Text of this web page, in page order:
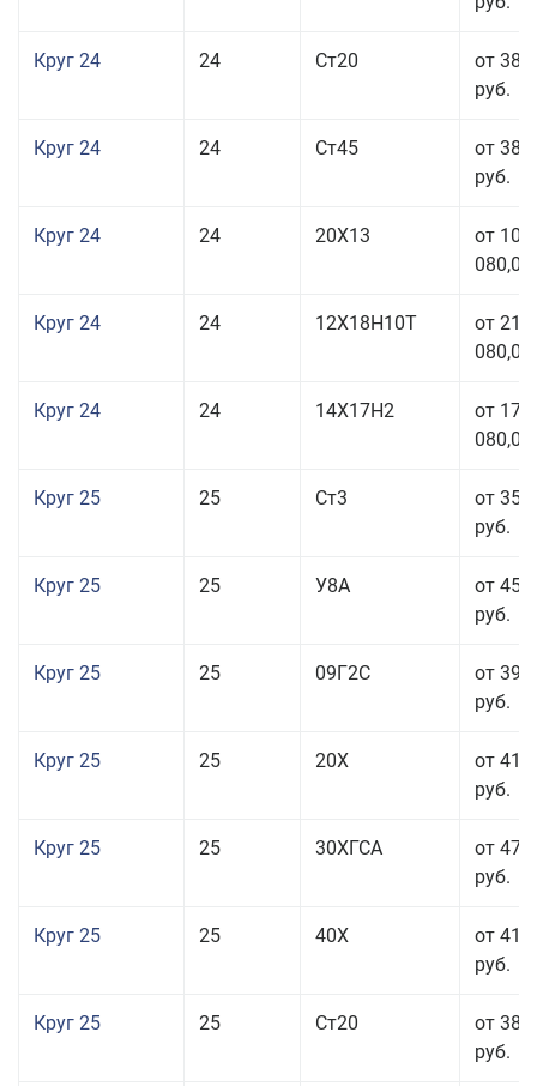
Круг 24 24 Ст20
от 38
руб.
Круг 24 24 Ст45
от 38
руб.
Круг 24 24 20Х13
от 103
080,00
Круг 24 24 12Х18Н10Т
от 211
080,00
Круг 24 24 14Х17Н2
от 178
080,00
Круг 25 25 Ст3
от 35
руб.
Круг 25 25 У8А
от 45
руб.
Круг 25 25 09Г2С
от 39
руб.
Круг 25 25 20Х
от 41
руб.
Круг 25 25 30ХГСА
от 47
руб.
Круг 25 25 40Х
от 41
руб.
Круг 25 25 Ст20
от 38
руб.